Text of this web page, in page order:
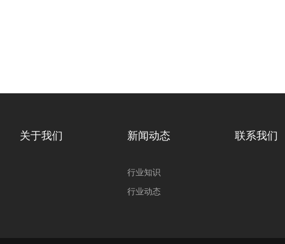
关于我们 新闻动态
行业知识
行业动态
联系我们